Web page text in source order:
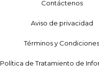
Contáctenos
Aviso de privacidad
Términos y Condiciones
Política de Tratamiento de